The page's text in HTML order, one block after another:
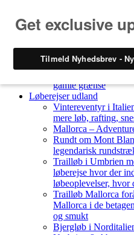
Løberejser Danmark
gamle grænse
Løberejser udland
Vintereventyr i
mere løb, rafting,
Mallorca –
Rundt om Mont
legendarisk
Trailløb i Umbrien
løberejse hvor der
løbeoplevelser, hvor
Trailløb Mallorca
Mallorca i de
og smukt
Bjergløb i